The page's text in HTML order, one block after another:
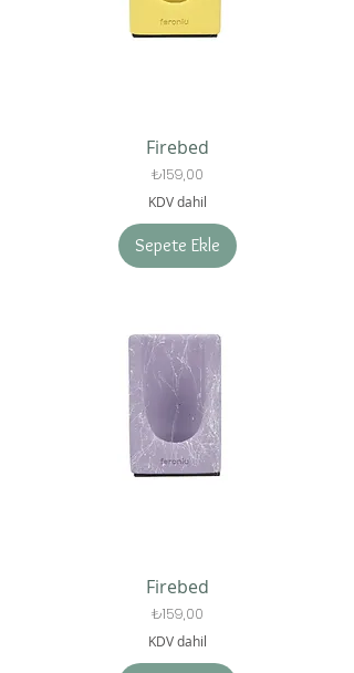
Firebed
Fiyat
₺159,00
KDV dahil
Sepete Ekle
Firebed
Fiyat
₺159,00
KDV dahil